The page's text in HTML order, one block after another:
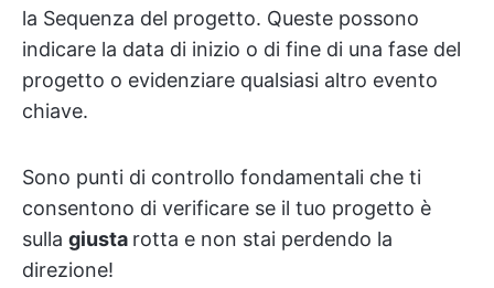
la Sequenza del progetto. Queste possono
indicare la data di inizio o di fine di una fase del
progetto o evidenziare qualsiasi altro evento
chiave.
Sono punti di controllo fondamentali che ti
consentono di verificare se il tuo progetto è
sulla giusta rotta e non stai perdendo la
direzione!